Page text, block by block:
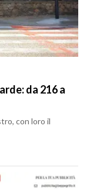
da 216 a
con loro il